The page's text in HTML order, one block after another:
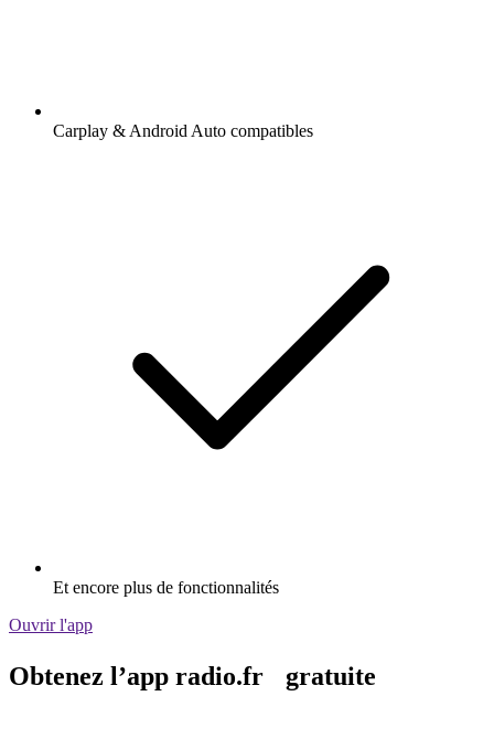
Carplay & Android Auto compatibles
Et encore plus de fonctionnalités
Ouvrir l'app
Obtenez l’app radio.fr gratuite